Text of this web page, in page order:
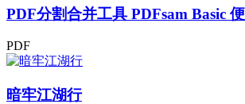
PDF分割合并工具 PDFsam Basic
PDF
暗牢江湖行